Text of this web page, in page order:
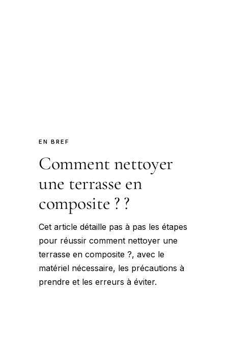
EN BREF
Comment nettoyer
une terrasse en
composite ? ?
Cet article détaille pas à pas les étapes
pour réussir comment nettoyer une
terrasse en composite ?, avec le
matériel nécessaire, les précautions à
prendre et les erreurs à éviter.